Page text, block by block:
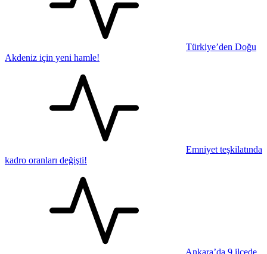
Türkiye’den Doğu
Akdeniz için yeni hamle!
Emniyet teşkilatında
kadro oranları değişti!
Ankara’da 9 ilçede